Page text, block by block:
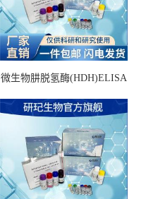
微生物肼脱氢酶(HDH)ELISA